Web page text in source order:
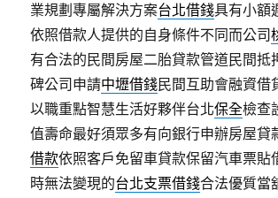
業規劃專屬解決方案台北借錢具有小額
依照借款人提供的自身條件不同而公司
有合法的民間房屋二胎貸款管道民間抵
碑公司申請中壢借錢民間互助會融資借
以職重點智慧生活好夥伴台北保全檢查
值壽命最好須眾多有向銀行申辦房屋貸
借款依照客戶免留車貸款保留汽車票貼
時無法變現的台北支票借錢合法優質當